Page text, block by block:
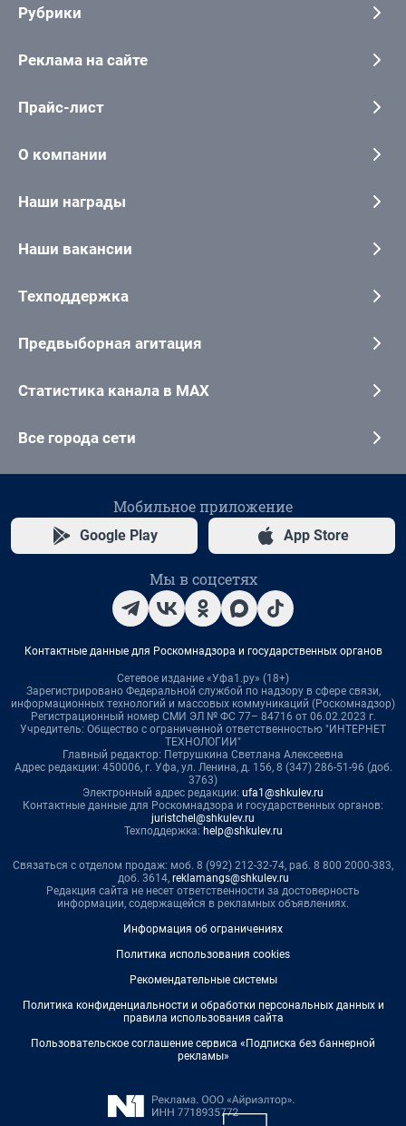
Рубрики
Реклама на сайте
Прайс-лист
О компании
Наши награды
Наши вакансии
Техподдержка
Предвыборная агитация
Статистика канала в MAX
Все города сети
Мобильное приложение
Google Play App Store
Мы в соцсетях
Контактные данные для Роскомнадзора и государственных органов
Сетевое издание «Уфа1.ру» (18+)
Зарегистрировано Федеральной службой по надзору в сфере связи,
информационных технологий и массовых коммуникаций (Роскомнадзор)
Регистрационный номер СМИ ЭЛ № ФС 77– 84716 от 06.02.2023 г.
Учредитель: Общество с ограниченной ответственностью "ИНТЕРНЕТ
ТЕХНОЛОГИИ"
Главный редактор: Петрушкина Светлана Алексеевна
Адрес редакции: 450006, г. Уфа, ул. Ленина, д. 156, 8 (347) 286-51-96 (доб.
3763)
Электронный адрес редакции: ufa1@shkulev.ru
Контактные данные для Роскомнадзора и государственных органов:
juristchel@shkulev.ru
Техподдержка: help@shkulev.ru
Связаться с отделом продаж: моб. 8 (992) 212-32-74, раб. 8 800 2000-383,
доб. 3614, reklamangs@shkulev.ru
Редакция сайта не несет ответственности за достоверность
информации, содержащейся в рекламных объявлениях.
Информация об ограничениях
Политика использования cookies
Рекомендательные системы
Политика конфиденциальности и обработки персональных данных и
правила использования сайта
Пользовательское соглашение сервиса «Подписка без баннерной
рекламы»